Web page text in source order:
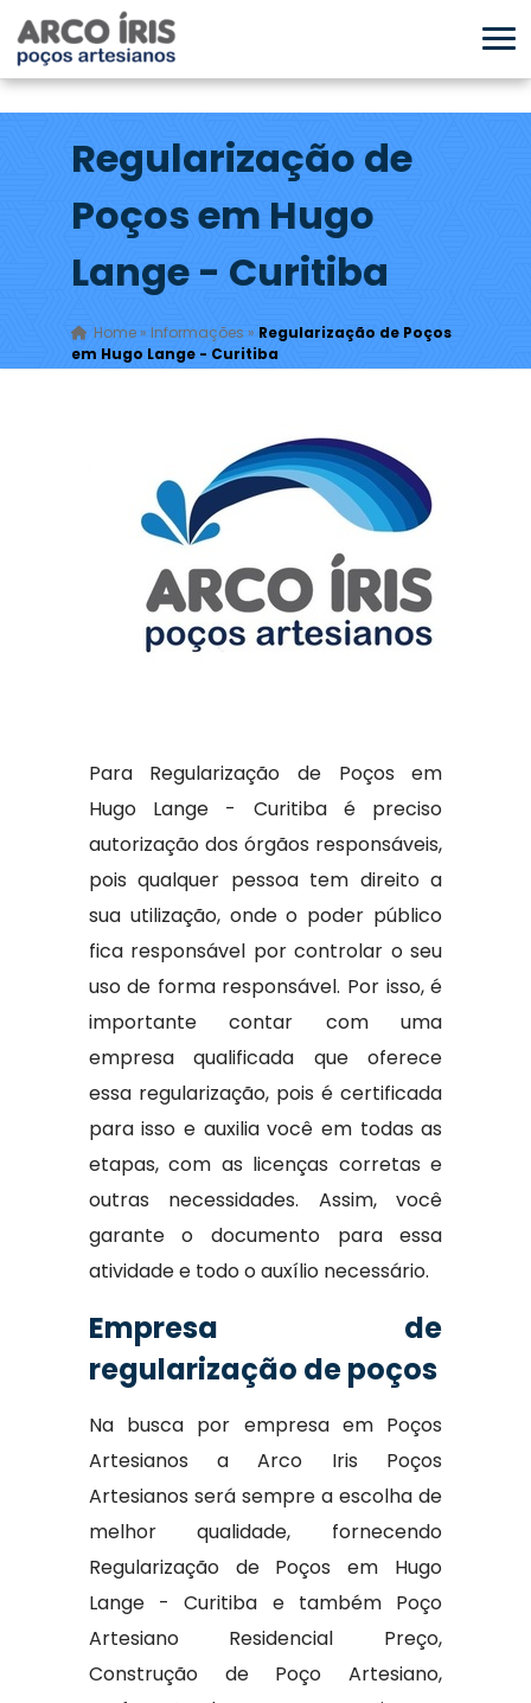
Regularização de
Poços em Hugo
Lange - Curitiba
Home» Informações » Regularização de Poços
em Hugo Lange - Curitiba
Para Regularização de Poços em
Hugo Lange - Curitiba é preciso
autorização dos órgãos responsáveis,
pois qualquer pessoa tem direito a
sua utilização, onde o poder público
fica responsável por controlar o seu
uso de forma responsável. Por isso, é
importante contar com uma
empresa qualificada que oferece
essa regularização, pois é certificada
para isso e auxilia você em todas as
etapas, com as licenças corretas e
outras necessidades. Assim, você
garante o documento para essa
atividade e todo o auxílio necessário.
Empresa de
regularização de poços
Na busca por empresa em Poços
Artesianos a Arco Iris Poços
Artesianos será sempre a escolha de
melhor qualidade, fornecendo
Regularização de Poços em Hugo
Lange - Curitiba e também Poço
Artesiano Residencial Preço,
Construção de Poço Artesiano,